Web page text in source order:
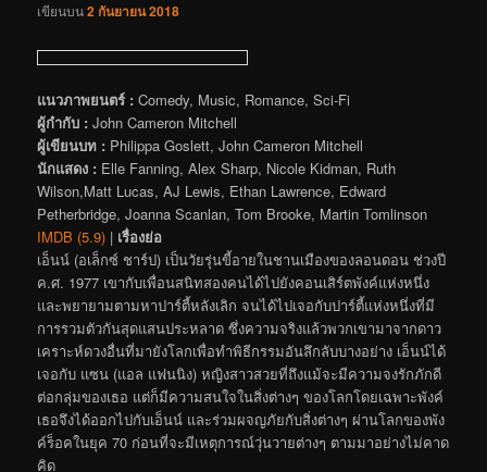
เขียนบน2 กันยายน 2018
แนวภาพยนตร์ : Comedy, Music, Romance, Sci-Fi
ผู้กำกับ : John Cameron Mitchell
ผู้เขียนบท : Philippa Goslett, John Cameron Mitchell
นักแสดง : Elle Fanning, Alex Sharp, Nicole Kidman, Ruth
Wilson,Matt Lucas, AJ Lewis, Ethan Lawrence, Edward
Petherbridge, Joanna Scanlan, Tom Brooke, Martin Tomlinson
IMDB (5.9) | เรื่องย่อ
เอ็นน์ (อเล็กซ์ ชาร์ป) เป็นวัยรุ่นขี้อายในชานเมืองของลอนดอน ช่วงปี
ค.ศ. 1977 เขากับเพื่อนสนิทสองคนได้ไปยังคอนเสิร์ตพังค์แห่งหนึ่ง
และพยายามตามหาปาร์ตี้หลังเลิก จนได้ไปเจอกับปาร์ตี้แห่งหนึ่งที่มี
การรวมตัวกันสุดแสนประหลาด ซึ่งความจริงแล้วพวกเขามาจากดาว
เคราะห์ดวงอื่นที่มายังโลกเพื่อทำพิธีกรรมอันลึกลับบางอย่าง เอ็นน์ได้
เจอกับ แซน (แอล แฟนนิง) หญิงสาวสวยที่ถึงแม้จะมีความจงรักภักดี
ต่อกลุ่มของเธอ แต่ก็มีความสนใจในสิ่งต่างๆ ของโลกโดยเฉพาะพังค์
เธอจึงได้ออกไปกับเอ็นน์ และร่วมผจญภัยกับสิ่งต่างๆ ผ่านโลกของพัง
ค์ร็อคในยุค 70 ก่อนที่จะมีเหตุการณ์วุ่นวายต่างๆ ตามมาอย่างไม่คาด
คิด